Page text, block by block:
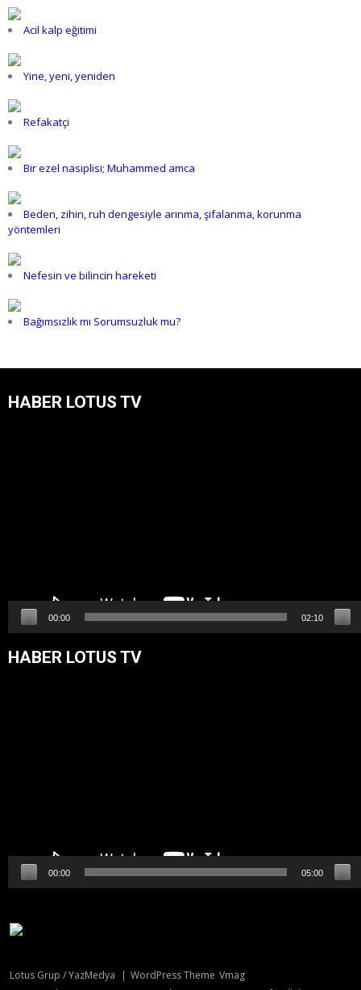
Acil kalp eğitimi
Yine, yeni, yeniden
Refakatçi
Bir ezel nasiplisi; Muhammed amca
Beden, zihin, ruh dengesiyle arınma, şifalanma, korunma
yöntemleri
Nefesin ve bilincin hareketi
Bağımsızlık mı Sorumsuzluk mu?
HABER LOTUS TV
00:00 02:10
HABER LOTUS TV
00:00 05:00
Lotus Grup / YazMedya | WordPress Theme Vmag